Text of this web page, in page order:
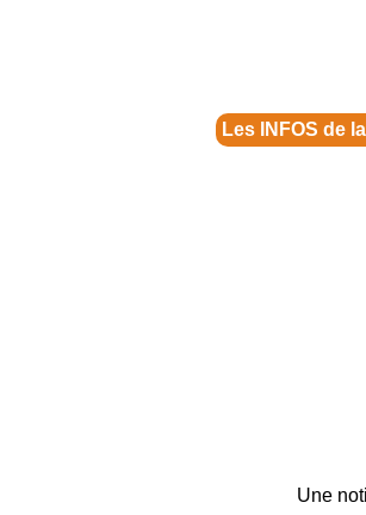
Les INFOS de
Une